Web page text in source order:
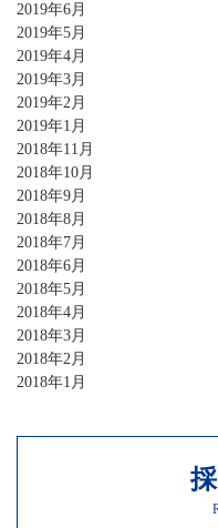
2019年6月
2019年5月
2019年4月
2019年3月
2019年2月
2019年1月
2018年11月
2018年10月
2018年9月
2018年8月
2018年7月
2018年6月
2018年5月
2018年4月
2018年3月
2018年2月
2018年1月